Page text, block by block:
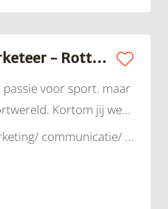
een beleving zijn
Medior Sportmarketeer - Rotterdam | Golazo
passie voor sport. maar
Kortom jij weet
En dat kan je op
over brengen op
al bewezen als
medewerker marketing/ communicatie/ sponsoring